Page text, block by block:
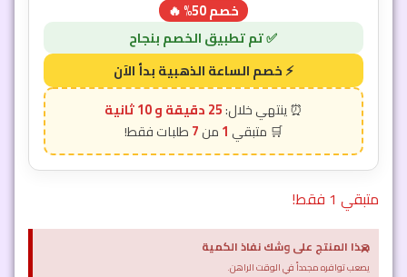
خصم 50% 🔥
25 دقيقة و 7 ثانية
1
7
متبقي 1 فقط!
هذا المنتج على وشك نفاذ الكمية
يصعب توافره مجدداً في الوقت الراهن.
×